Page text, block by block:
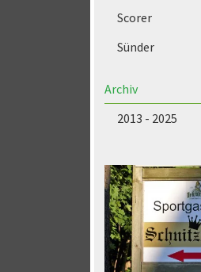
Scorer
Sünder
Archiv
2013 - 2025